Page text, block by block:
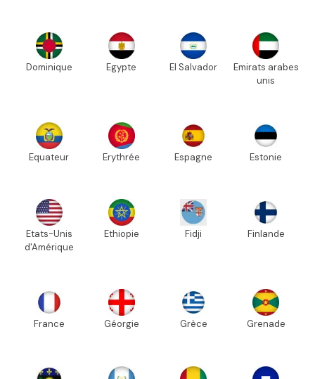
Dominique Egypte El Salvador
Emirats arabes
unis
Equateur Erythrée Espagne Estonie
Etats-Unis
d'Amérique
Ethiopie Fidji Finlande
France Géorgie Grèce Grenade